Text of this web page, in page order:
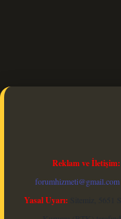
Reklam ve İletişim:
forumhizmeti@gmail.com
Yasal Uyarı: